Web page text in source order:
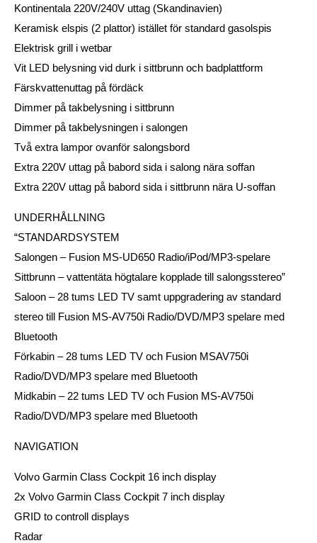
Kontinentala 220V/240V uttag (Skandinavien)
Keramisk elspis (2 plattor) istället för standard gasolspis
Elektrisk grill i wetbar
Vit LED belysning vid durk i sittbrunn och badplattform
Färskvattenuttag på fördäck
Dimmer på takbelysning i sittbrunn
Dimmer på takbelysningen i salongen
Två extra lampor ovanför salongsbord
Extra 220V uttag på babord sida i salong nära soffan
Extra 220V uttag på babord sida i sittbrunn nära U-soffan
UNDERHÅLLNING
“STANDARDSYSTEM
Salongen – Fusion MS-UD650 Radio/iPod/MP3-spelare
Sittbrunn – vattentäta högtalare kopplade till salongsstereo”
Saloon – 28 tums LED TV samt uppgradering av standard
stereo till Fusion MS-AV750i Radio/DVD/MP3 spelare med
Bluetooth
Förkabin – 28 tums LED TV och Fusion MSAV750i
Radio/DVD/MP3 spelare med Bluetooth
Midkabin – 22 tums LED TV och Fusion MS-AV750i
Radio/DVD/MP3 spelare med Bluetooth
NAVIGATION
Volvo Garmin Class Cockpit 16 inch display
2x Volvo Garmin Class Cockpit 7 inch display
GRID to controll displays
Radar